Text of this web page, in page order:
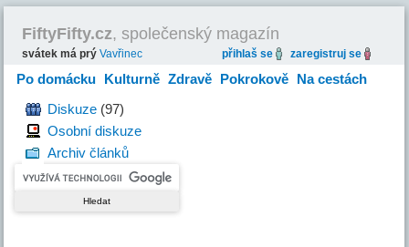
FiftyFifty.cz, společenský magazín
svátek má prýVavřinec přihlaš se zaregistruj se
Po domácku Kulturně Zdravě Pokrokově Na cestách
HravěDiskuze (97)
Osobní diskuze
Archiv článků